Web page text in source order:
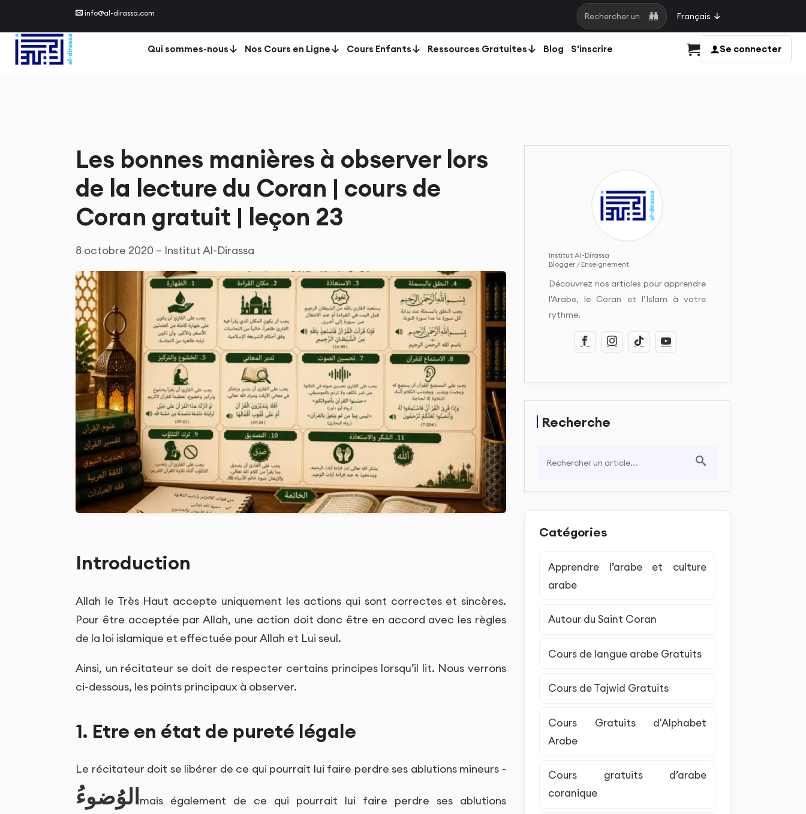
info@al-dirassa.com
Rechercher une page
Français
Qui sommes-nous Nos Cours en Ligne Cours Enfants Ressources Gratuites Blog S'inscrire
Panier
Se connecter
Les bonnes manières à observer lors
de la lecture du Coran | cours de
Coran gratuit | leçon 23
8 octobre 2020 – Institut Al-Dirassa
Introduction
Allah le Très Haut accepte uniquement les actions qui sont correctes et sincères.
Pour être acceptée par Allah, une action doit donc être en accord avec les règles
de la loi islamique et effectuée pour Allah et Lui seul.
Ainsi, un récitateur se doit de respecter certains principes lorsqu’il lit. Nous verrons
ci-dessous, les points principaux à observer.
1. Etre en état de pureté légale
Le récitateur doit se libérer de ce qui pourrait lui faire perdre ses ablutions mineurs -
الوُضوءُ mais également de ce qui pourrait lui faire perdre ses ablutions
Institut Al-Dirassa
Blogger / Enseignement
Découvrez nos articles pour apprendre
l'Arabe, le Coran et l’Islam à votre
rythme.
Recherche
Catégories
Apprendre l’arabe et culture
arabe
Autour du Saint Coran
Cours de langue arabe Gratuits
Cours de Tajwid Gratuits
Cours Gratuits d'Alphabet
Arabe
Cours gratuits d’arabe
coranique